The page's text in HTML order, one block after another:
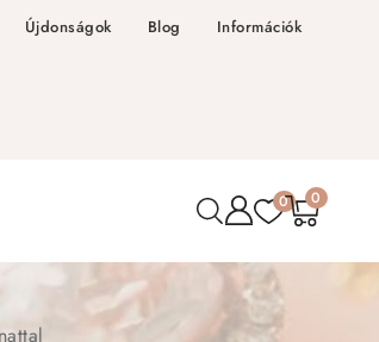
Újdonságok Blog Információk
0 0